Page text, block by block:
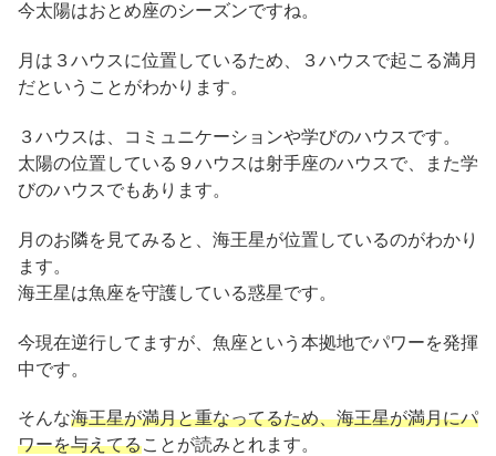
今太陽はおとめ座のシーズンですね。
月は３ハウスに位置しているため、３ハウスで起こる満月
だということがわかります。
３ハウスは、コミュニケーションや学びのハウスです。
太陽の位置している９ハウスは射手座のハウスで、また学
びのハウスでもあります。
月のお隣を見てみると、海王星が位置しているのがわかり
ます。
海王星は魚座を守護している惑星です。
今現在逆行してますが、魚座という本拠地でパワーを発揮
中です。
そんな海王星が満月と重なってるため、海王星が満月にパ
ワーを与えてることが読みとれます。